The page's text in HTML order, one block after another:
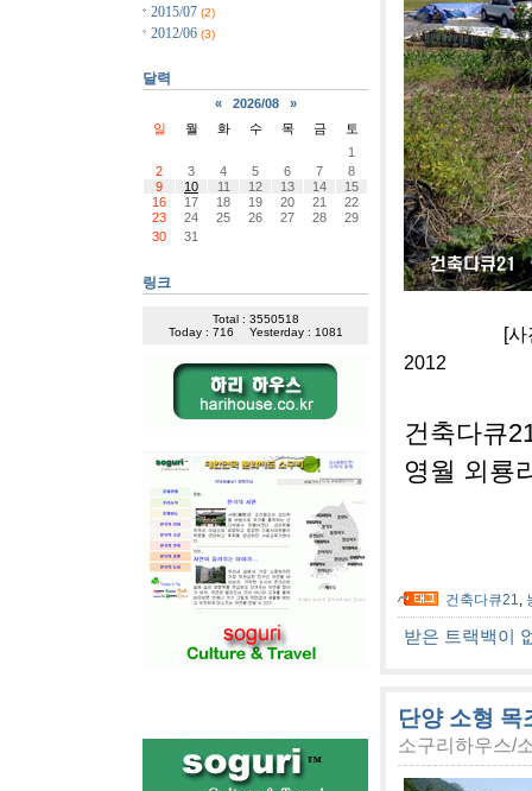
[사진]건축
2012
건축다큐
영월 외룡
건축다큐21,
받은 트랙백이
단양 소형
소구리하우스/
2015/07 (2)
2012/06 (3)
달력
« 2026/08
»
일
월 화 수 목 금
토
1
2
3 4 5 6 7
8
9
10 11 12 13 14
15
16
17 18 19 20 21
22
23
24 25 26 27 28
29
30
31
링크
Total : 3550518
Today : 716
Yesterday : 1081